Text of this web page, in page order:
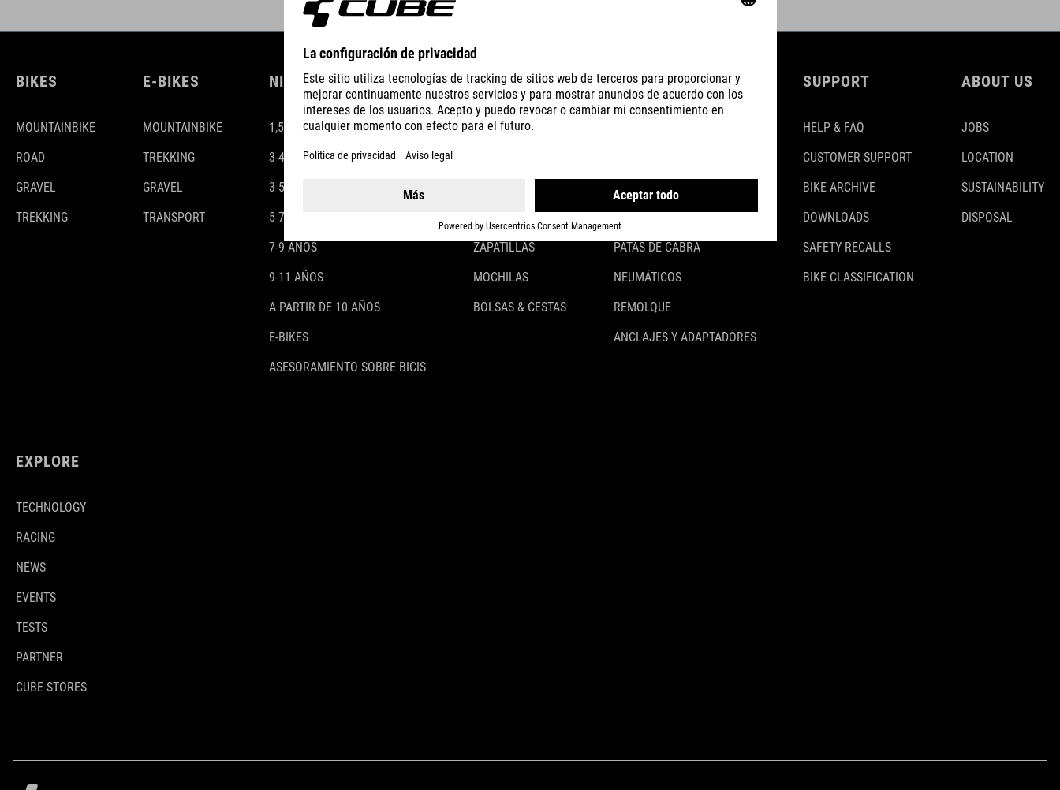
BIKES
MOUNTAINBIKE
ROAD
GRAVEL
TREKKING
E-BIKES
MOUNTAINBIKE
TREKKING
GRAVEL
TRANSPORT
NIÑOS
1,5-3 AÑOS
3-4 AÑOS
3-5 AÑOS
5-7 AÑOS
7-9 AÑOS
9-11 AÑOS
A PARTIR DE 10 AÑOS
E-BIKES
ASESORAMIENTO SOBRE BICIS
GEAR
CASCOS
ZAPATILLAS
MOCHILAS
BOLSAS & CESTAS
EQUIPMENT
GUARDABARROS
PORTABULTOS
PATAS DE CABRA
NEUMÁTICOS
REMOLQUE
ANCLAJES Y ADAPTADORES
SUPPORT
HELP & FAQ
CUSTOMER SUPPORT
BIKE ARCHIVE
DOWNLOADS
SAFETY RECALLS
BIKE CLASSIFICATION
ABOUT US
JOBS
LOCATION
SUSTAINABILITY
DISPOSAL
EXPLORE
TECHNOLOGY
RACING
NEWS
EVENTS
TESTS
PARTNER
CUBE STORES